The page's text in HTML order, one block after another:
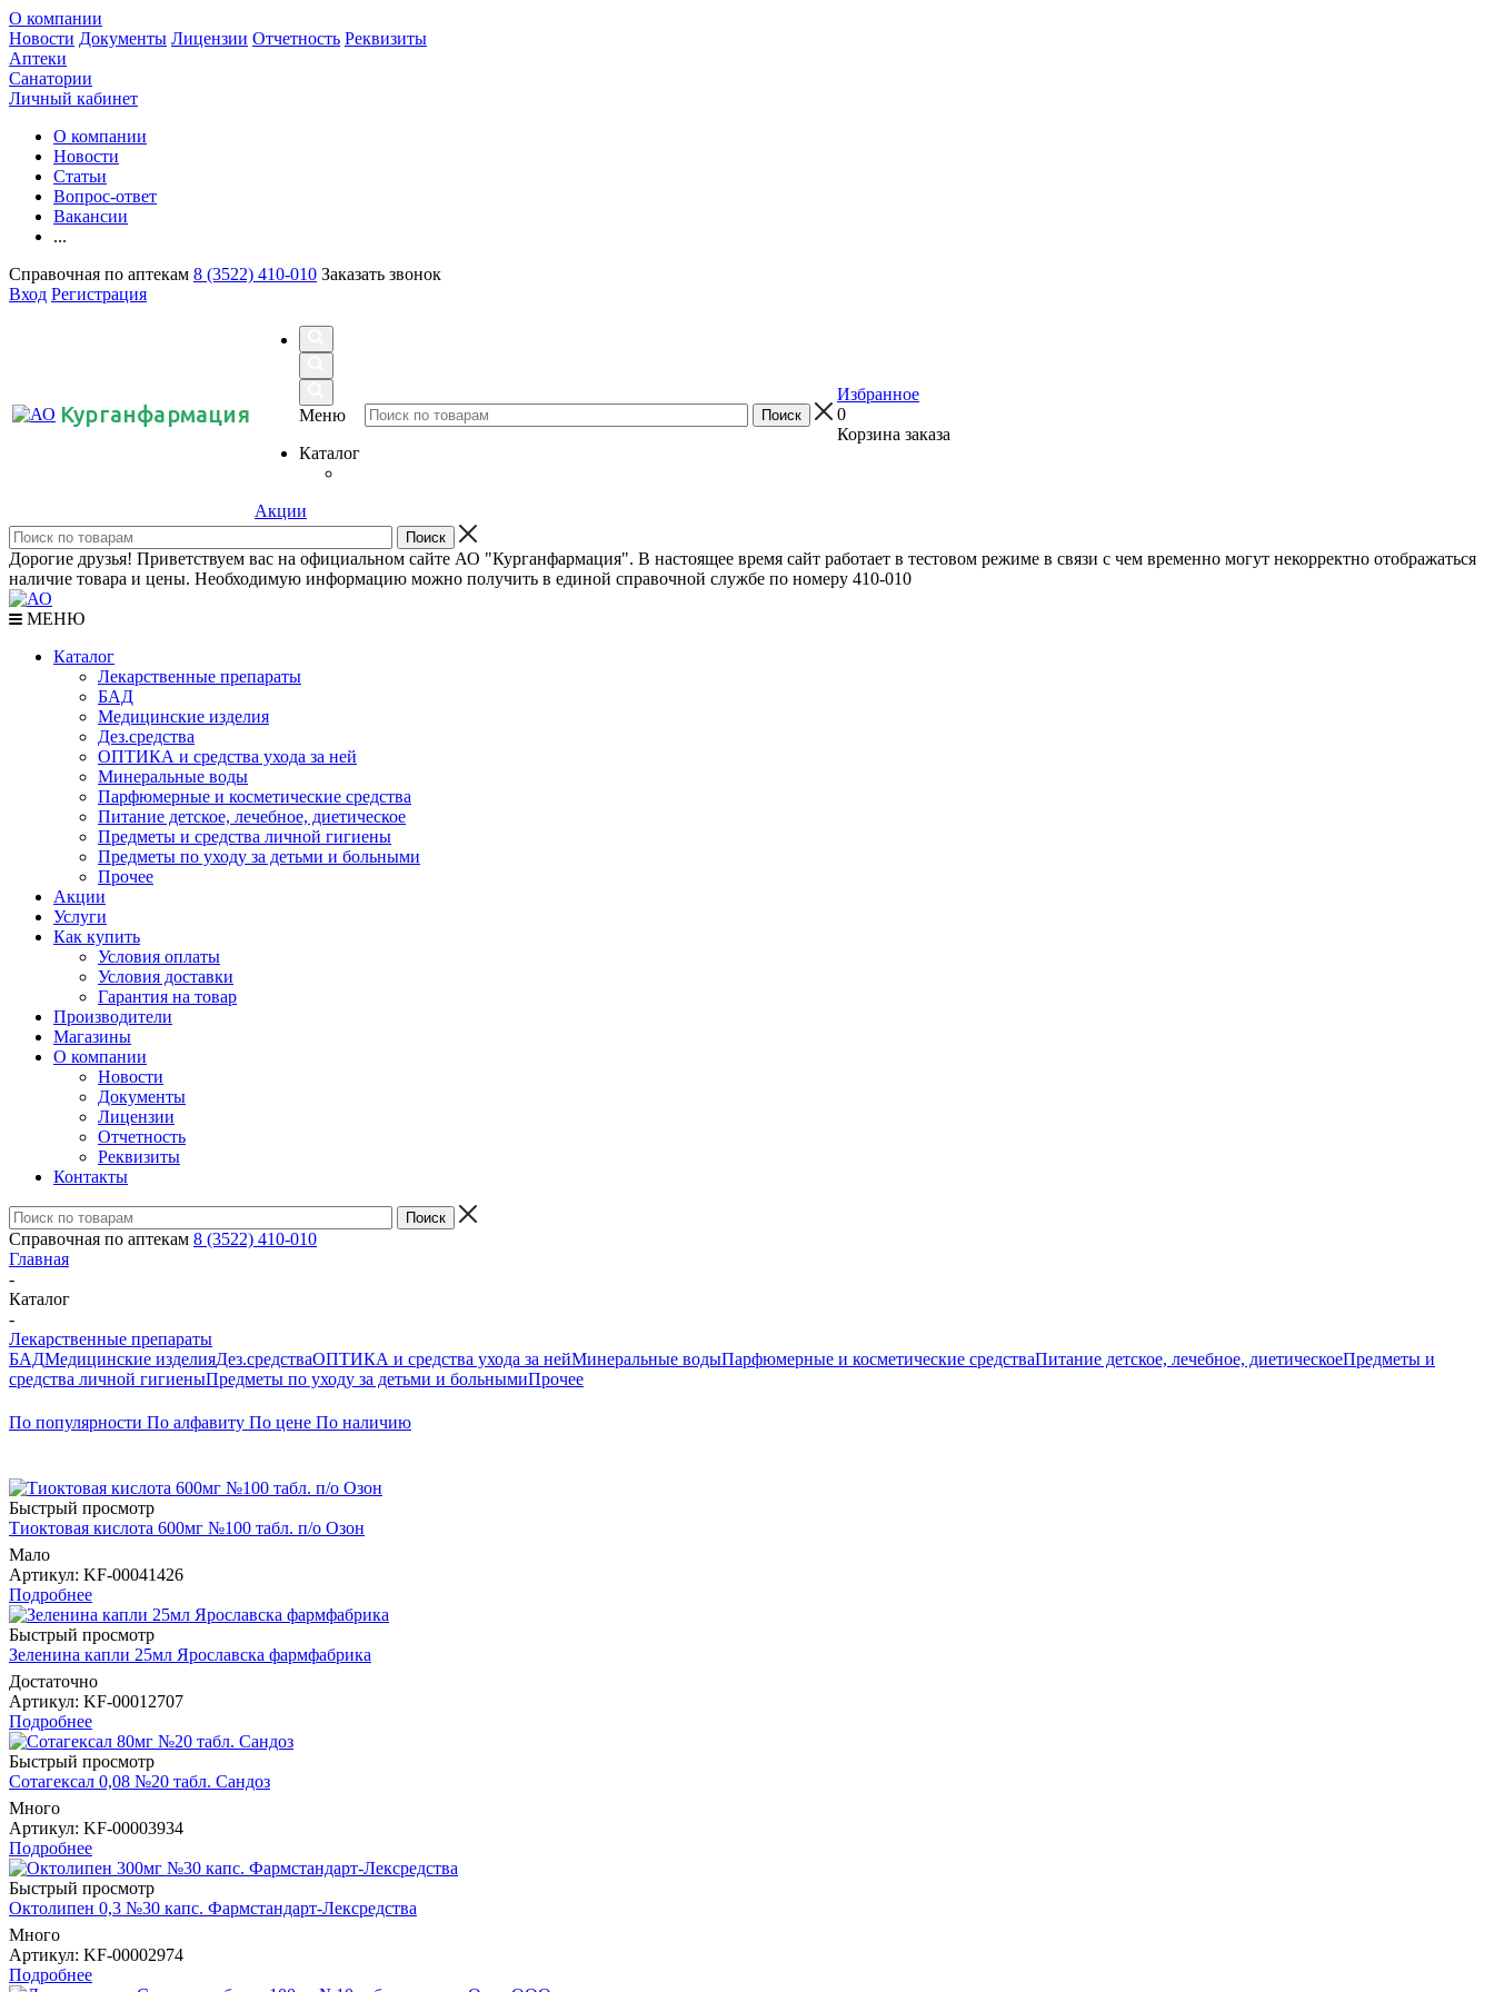
О компании
Новости Документы Лицензии Отчетность Реквизиты
Аптеки
Санатории
Личный кабинет
О компании
Новости
Статьи
Вопрос-ответ
Вакансии
...
Справочная по аптекам 8 (3522) 410-010 Заказать звонок
Вход Регистрация
Курганфармация
Меню
Каталог
Акции
Избранное
0
Корзина заказа
Дорогие друзья! Приветствуем вас на официальном сайте АО "Курганфармация". В настоящее время сайт работает в тестовом режиме в связи с чем временно могут некорректно отображаться
наличие товара и цены. Необходимую информацию можно получить в единой справочной службе по номеру 410-010
МЕНЮ
Каталог
Лекарственные препараты
БАД
Медицинские изделия
Дез.средства
ОПТИКА и средства ухода за ней
Минеральные воды
Парфюмерные и косметические средства
Питание детское, лечебное, диетическое
Предметы и средства личной гигиены
Предметы по уходу за детьми и больными
Прочее
Акции
Услуги
Как купить
Условия оплаты
Условия доставки
Гарантия на товар
Производители
Магазины
О компании
Новости
Документы
Лицензии
Отчетность
Реквизиты
Контакты
Справочная по аптекам 8 (3522) 410-010
Главная
-
Каталог
-
Лекарственные препараты
БАДМедицинские изделияДез.средстваОПТИКА и средства ухода за нейМинеральные водыПарфюмерные и косметические средстваПитание детское, лечебное, диетическоеПредметы и
средства личной гигиеныПредметы по уходу за детьми и больнымиПрочее
По популярности По алфавиту По цене По наличию
Быстрый просмотр
Тиоктовая кислота 600мг №100 табл. п/о Озон
Мало
Артикул: KF-00041426
Подробнее
Быстрый просмотр
Зеленина капли 25мл Ярославска фармфабрика
Достаточно
Артикул: KF-00012707
Подробнее
Быстрый просмотр
Сотагексал 0,08 №20 табл. Сандоз
Много
Артикул: KF-00003934
Подробнее
Быстрый просмотр
Октолипен 0,3 №30 капс. Фармстандарт-Лексредства
Много
Артикул: KF-00002974
Подробнее